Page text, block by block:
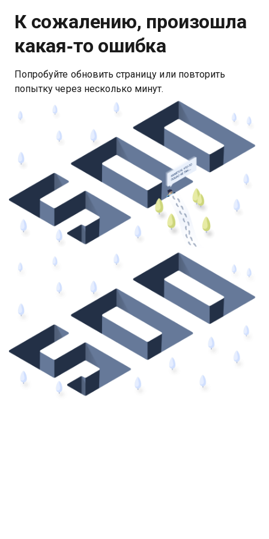
К сожалению, произошла
какая‑то ошибка
Попробуйте обновить страницу или повторить
попытку через несколько минут.